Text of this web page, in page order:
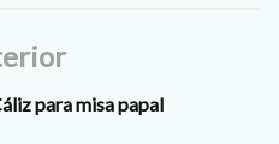
para misa papal